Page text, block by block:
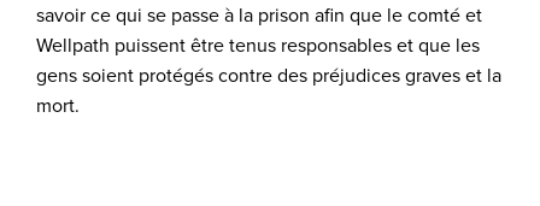
savoir ce qui se passe à la prison afin que le comté et
Wellpath puissent être tenus responsables et que les
gens soient protégés contre des préjudices graves et la
mort.